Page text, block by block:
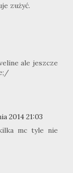
zużyć.
ale jeszcze
2014 21:03
mc tyle nie